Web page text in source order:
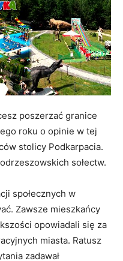
poszerzać granice
roku o opinie w tej
stolicy Podkarpacia.
sołectw.
społecznych w
Zawsze mieszkańcy
opowiadali się za
miasta. Ratusz
zadawał